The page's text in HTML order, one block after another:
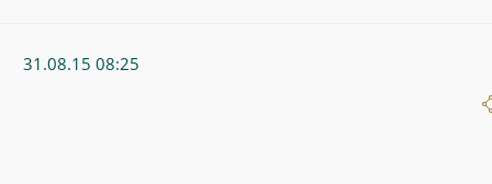
31.08.15 08:25